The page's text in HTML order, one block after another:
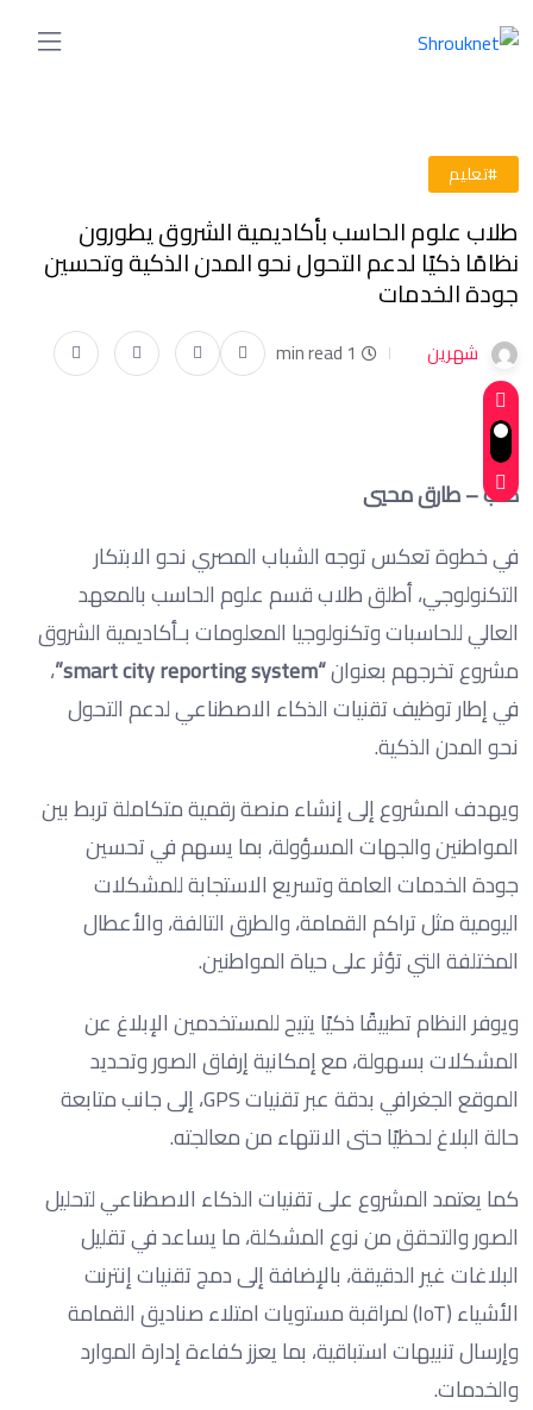
#تعليم
طلاب علوم الحاسب بأكاديمية الشروق يطورون
نظامًا ذكيًا لدعم التحول نحو المدن الذكية وتحسين
جودة الخدمات
شهرين 1 min read
كتب – طارق محيي
في خطوة تعكس توجه الشباب المصري نحو الابتكار
التكنولوجي، أطلق طلاب قسم علوم الحاسب بالمعهد
العالي للحاسبات وتكنولوجيا المعلومات بـأكاديمية الشروق
مشروع تخرجهم بعنوان“smart city reporting system”
،
في إطار توظيف تقنيات الذكاء الاصطناعي لدعم التحول
نحو المدن الذكية.
ويهدف المشروع إلى إنشاء منصة رقمية متكاملة تربط بين
المواطنين والجهات المسؤولة، بما يسهم في تحسين
جودة الخدمات العامة وتسريع الاستجابة للمشكلات
اليومية مثل تراكم القمامة، والطرق التالفة، والأعطال
المختلفة التي تؤثر على حياة المواطنين.
ويوفر النظام تطبيقًا ذكيًا يتيح للمستخدمين الإبلاغ عن
المشكلات بسهولة، مع إمكانية إرفاق الصور وتحديد
الموقع الجغرافي بدقة عبر تقنيات GPS، إلى جانب متابعة
حالة البلاغ لحظيًا حتى الانتهاء من معالجته.
كما يعتمد المشروع على تقنيات الذكاء الاصطناعي لتحليل
الصور والتحقق من نوع المشكلة، ما يساعد في تقليل
البلاغات غير الدقيقة، بالإضافة إلى دمج تقنيات إنترنت
الأشياء (IoT) لمراقبة مستويات امتلاء صناديق القمامة
وإرسال تنبيهات استباقية، بما يعزز كفاءة إدارة الموارد
والخدمات.